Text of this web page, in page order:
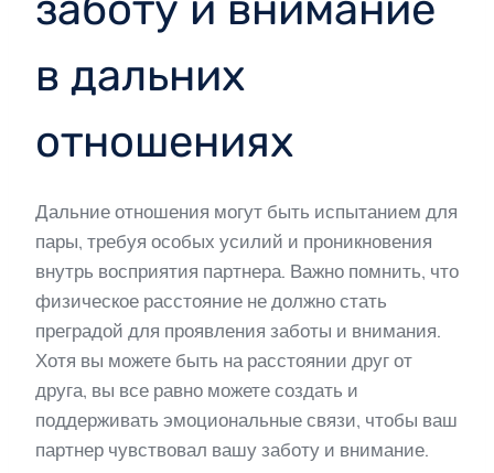
в дальних
отношениях
Дальние отношения могут быть испытанием для
пары, требуя особых усилий и проникновения
внутрь восприятия партнера. Важно помнить, что
физическое расстояние не должно стать
преградой для проявления заботы и внимания.
Хотя вы можете быть на расстоянии друг от
друга, вы все равно можете создать и
поддерживать эмоциональные связи, чтобы ваш
партнер чувствовал вашу заботу и внимание.